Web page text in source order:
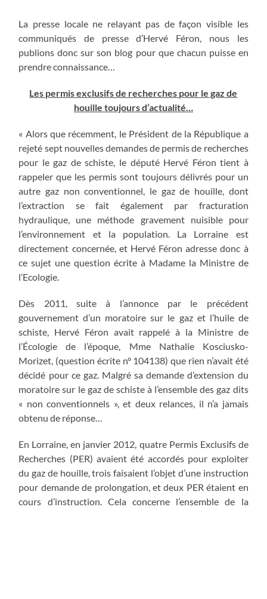
La presse locale ne relayant pas de façon visible les
communiqués de presse d’Hervé Féron, nous les
publions donc sur son blog pour que chacun puisse en
prendre connaissance…
Les permis exclusifs de recherches pour le gaz de
houille toujours d’actualité…
« Alors que récemment, le Président de la République a
rejeté sept nouvelles demandes de permis de recherches
pour le gaz de schiste, le député Hervé Féron tient à
rappeler que les permis sont toujours délivrés pour un
autre gaz non conventionnel, le gaz de houille, dont
l’extraction se fait également par fracturation
hydraulique, une méthode gravement nuisible pour
l’environnement et la population. La Lorraine est
directement concernée, et Hervé Féron adresse donc à
ce sujet une question écrite à Madame la Ministre de
l’Ecologie.
Dès 2011, suite à l’annonce par le précédent
gouvernement d’un moratoire sur le gaz et l’huile de
schiste, Hervé Féron avait rappelé à la Ministre de
l’Écologie de l’époque, Mme Nathalie Kosciusko-
Morizet, (question écrite n° 104138) que rien n’avait été
décidé pour ce gaz. Malgré sa demande d’extension du
moratoire sur le gaz de schiste à l’ensemble des gaz dits
« non conventionnels », et deux relances, il n’a jamais
obtenu de réponse…
En Lorraine, en janvier 2012, quatre Permis Exclusifs de
Recherches (PER) avaient été accordés pour exploiter
du gaz de houille, trois faisaient l’objet d’une instruction
pour demande de prolongation, et deux PER étaient en
cours d’instruction. Cela concerne l’ensemble de la